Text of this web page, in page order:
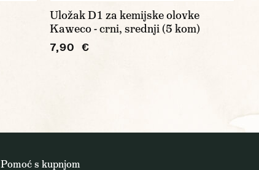
Uložak D1 za kemijske olovke
Kaweco - crni, srednji (5 kom)
7,90 €
Pomoć s kupnjom